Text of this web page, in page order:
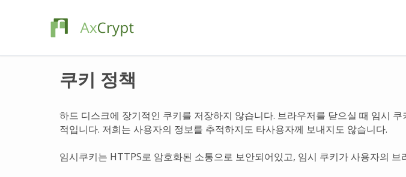
쿠키 정책
하드 디스크에 장기적인 쿠키를 저장하지 않습니다. 브라우저를 닫으실 때 임시
적입니다. 저희는 사용자의 정보를 추적하지도 타사용자께 보내지도 않습니다.
임시쿠키는 HTTPS로 암호화된 소통으로 보안되어있고, 임시 쿠키가 사용자의